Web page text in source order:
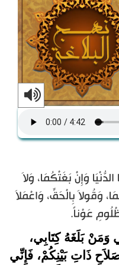
وَإِنْ بَغَتْكُمَا، وَلاَ
وَقُولاَ بِالْحَقِّ، وَاعْمَلاَ
عَوْناً.
وَمَنْ بَلَغَهُ كِتَابِي،
ذَاتِ بَيْنِكُمْ، فَإِنِّي